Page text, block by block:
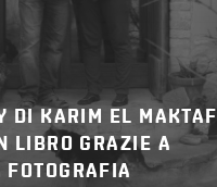
DI KARIM EL MAKTAFI
LIBRO GRAZIE A
FOTOGRAFIA